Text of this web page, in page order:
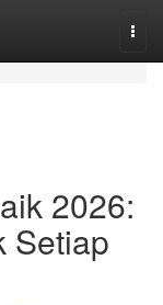
2026:
Setiap